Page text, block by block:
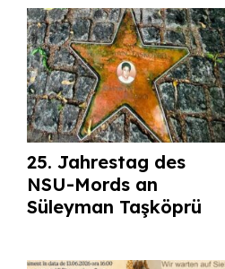
25. Jahrestag des
NSU-Mords an
Süleyman Taşköprü